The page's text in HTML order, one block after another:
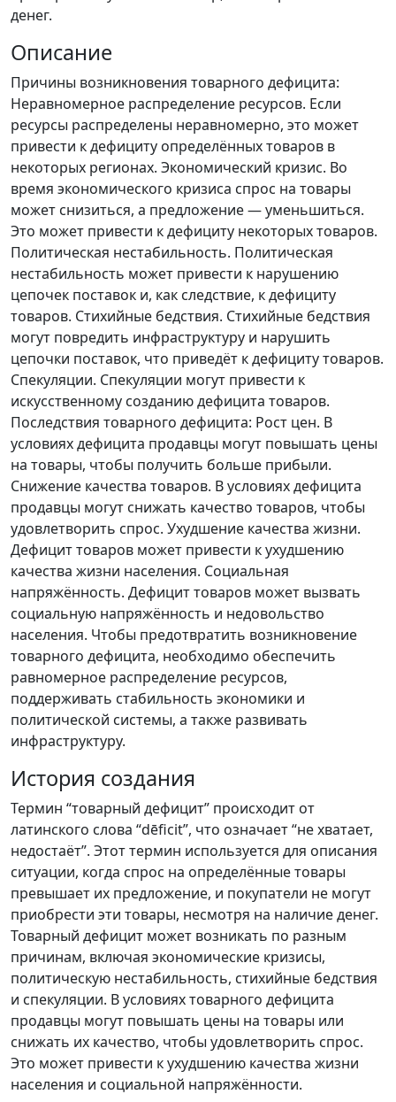
денег.
Описание
Причины возникновения товарного дефицита:
Неравномерное распределение ресурсов. Если
ресурсы распределены неравномерно, это может
привести к дефициту определённых товаров в
некоторых регионах. Экономический кризис. Во
время экономического кризиса спрос на товары
может снизиться, а предложение — уменьшиться.
Это может привести к дефициту некоторых товаров.
Политическая нестабильность. Политическая
нестабильность может привести к нарушению
цепочек поставок и, как следствие, к дефициту
товаров. Стихийные бедствия. Стихийные бедствия
могут повредить инфраструктуру и нарушить
цепочки поставок, что приведёт к дефициту товаров.
Спекуляции. Спекуляции могут привести к
искусственному созданию дефицита товаров.
Последствия товарного дефицита: Рост цен. В
условиях дефицита продавцы могут повышать цены
на товары, чтобы получить больше прибыли.
Снижение качества товаров. В условиях дефицита
продавцы могут снижать качество товаров, чтобы
удовлетворить спрос. Ухудшение качества жизни.
Дефицит товаров может привести к ухудшению
качества жизни населения. Социальная
напряжённость. Дефицит товаров может вызвать
социальную напряжённость и недовольство
населения. Чтобы предотвратить возникновение
товарного дефицита, необходимо обеспечить
равномерное распределение ресурсов,
поддерживать стабильность экономики и
политической системы, а также развивать
инфраструктуру.
История создания
Термин “товарный дефицит” происходит от
латинского слова “dēficit”, что означает “не хватает,
недостаёт”. Этот термин используется для описания
ситуации, когда спрос на определённые товары
превышает их предложение, и покупатели не могут
приобрести эти товары, несмотря на наличие денег.
Товарный дефицит может возникать по разным
причинам, включая экономические кризисы,
политическую нестабильность, стихийные бедствия
и спекуляции. В условиях товарного дефицита
продавцы могут повышать цены на товары или
снижать их качество, чтобы удовлетворить спрос.
Это может привести к ухудшению качества жизни
населения и социальной напряжённости.